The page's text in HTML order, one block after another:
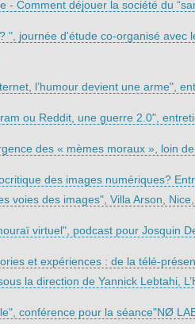
- Comment déjouer la société du
", journée d'étude co-organisé
l’humour devient une arme",
ou Reddit, une guerre 2.0",
des « mèmes moraux », loin
des images numériques?
voies des images", Villa Arson,
virtuel", podcast pour Josquin
et expériences : de la télé-
la direction de Yannick Lebtahi,
conférence pour la séance"NØ